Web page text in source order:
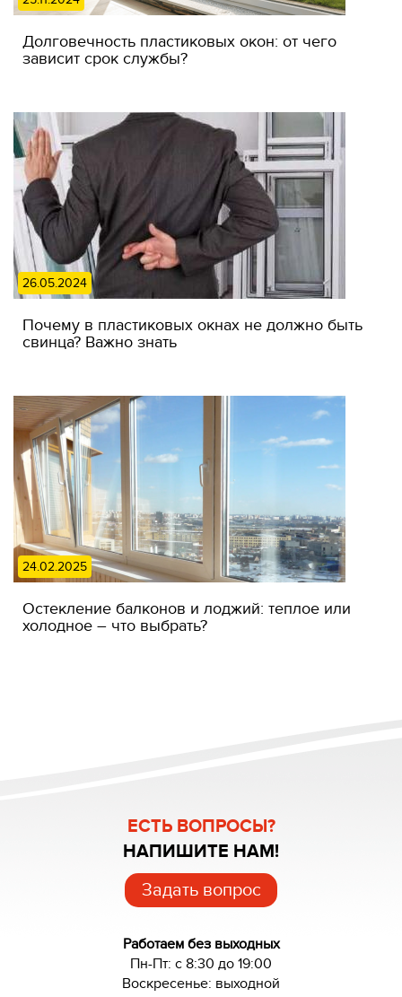
Долговечность пластиковых окон: от чего
зависит срок службы?
26.05.2024
Почему в пластиковых окнах не должно быть
свинца? Важно знать
24.02.2025
Остекление балконов и лоджий: теплое или
холодное – что выбрать?
ЕСТЬ ВОПРОСЫ?
НАПИШИТЕ НАМ!
Задать вопрос
Работаем без выходных
Пн-Пт: с 8:30 до 19:00
Воскресенье: выходной